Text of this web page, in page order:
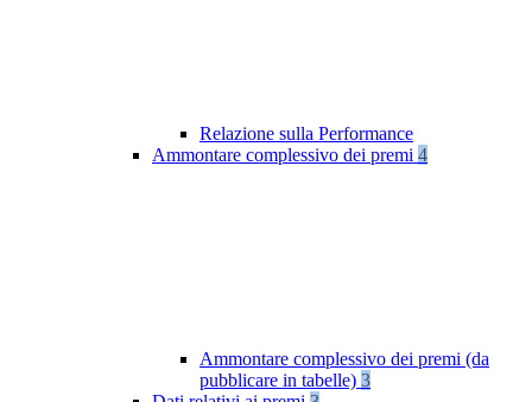
Relazione sulla Performance
Ammontare complessivo dei premi 4
Ammontare complessivo dei premi (da
pubblicare in tabelle) 3